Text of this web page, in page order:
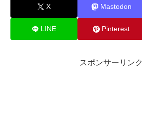
X Mastodon
LINE Pinterest
スポンサーリンク